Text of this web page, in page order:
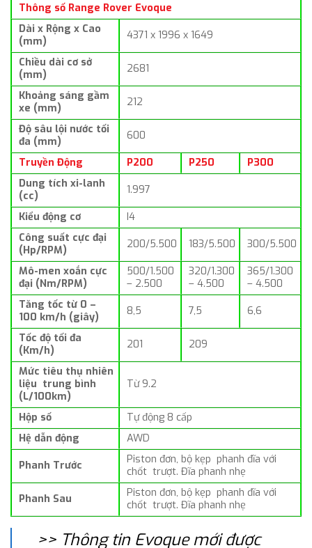
Thông số Range Rover Evoque
Dài x Rộng x Cao
(mm)
4371 x 1996 x 1649
Chiều dài cơ sở
(mm)
2681
Khoảng sáng gầm
xe (mm)
212
Độ sâu lội nước tối
đa (mm)
600
Truyền Động P200 P250
P300
Dung tích xi-lanh
(cc)
1.997
Kiểu động cơ
I4
Công suất cực đại
(Hp/RPM)
200/5.500 183/5.500 300/5.500
Mô-men xoắn cực
đại (Nm/RPM)
500/1.500
– 2.500
320/1.300
– 4.500
365/1.300
– 4.500
Tăng tốc từ 0 –
100 km/h (giây)
8,5 7,5 6,6
Tốc độ tối đa
(Km/h)
201 209
Mức tiêu thụ nhiên
liệu trung bình
(L/100km)
Từ 9.2
Hộp số
Tự động 8 cấp
Hệ dẫn động
AWD
Phanh Trước
Piston đơn, bộ kẹp phanh đĩa với
chốt trượt. Đĩa phanh nhẹ
Phanh Sau
Piston đơn, bộ kẹp phanh đĩa với
chốt trượt. Đĩa phanh nhẹ
>> Thông tin Evoque mới được